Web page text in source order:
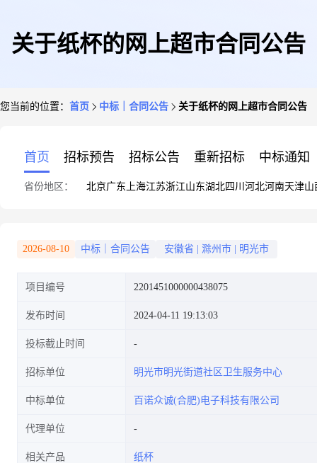
关于纸杯的网上超市合同公告
您当前的位置： 首页 中标｜合同公告 关于纸杯的网上超市合同公告
首页 招标预告 招标公告 重新招标 中标通知
省份地区： 北京广东 上海江苏浙江山东湖北四川 河北河南天津山
2026-08-10 中标｜合同公告 安徽省 滁州市 明光市
项目编号 2201451000000438075
发布时间 2024-04-11 19:13:03
投标截止时间
招标单位 明光市明光街道社区卫生服务中心
中标单位 百诺众诚(合肥)电子科技有限公司
代理单位
相关产品 纸杯